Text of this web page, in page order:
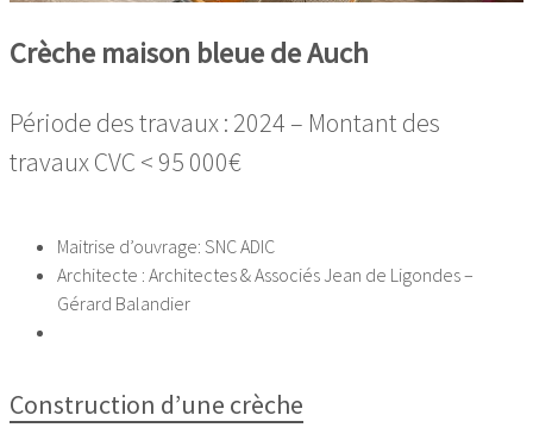
Crèche maison bleue de Auch
Période des travaux : 2024 – Montant des
travaux CVC < 95 000€
Maitrise d’ouvrage: SNC ADIC
Architecte : Architectes & Associés Jean de Ligondes –
Gérard Balandier
Construction d’une crèche